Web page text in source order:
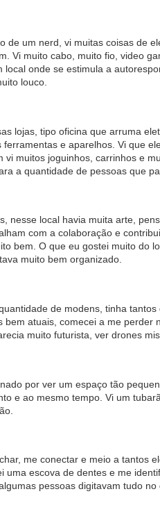
de um nerd, vi muitas coisas de
Vi muito cabo, muito fio, video
onde se estimula a
louco.
lojas, tipo oficina que arruma
e aparelhos. Vi que
muitos joguinhos, carrinhos e
a quantidade de pessoas que
nesse local havia muita arte,
com a colaboração e
bem. O que eu gostei muito do
muito bem organizado.
de modens, tinha
atuais, comecei a me
muito futurista, ver drones
por ver um espaço tão
e ao mesmo tempo. Vi um
me conectar e meio a tantos
uma escova de dentes e me
pessoas digitavam tudo